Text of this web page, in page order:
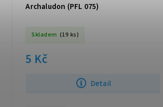
Archaludon (PFL 075)
Skladem (19 ks)
5 Kč
Detail